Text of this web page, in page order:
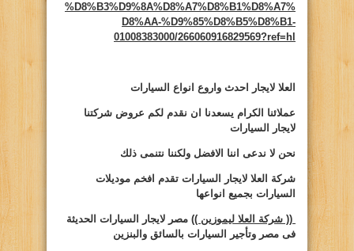
%D8%B3%D9%8A%D8%A7%D8%B1%D8%A7%
D8%AA-%D9%85%D8%B5%D8%B1-
01008383000/266060916829569?ref=hl
العلا لايجار احدث واروع انواع السيارات
عملائنا الكرام يسعدنا ان نقدم لكم عروض شركتنا
لايجار السيارات
نحن لا ندعى اننا الافضل ولكننا نتنمى ذلك
شركة العلا لايجار السيارات تقدم افخم موديلات
السيارات بجميع انواعها
(( شركة العلا ليموزين )) مصر لايجار السيارات الحديثة
فى مصر وتأجير السيارات بالسائق والبنزين